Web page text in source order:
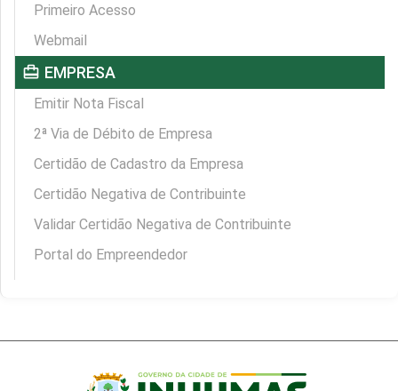
Primeiro Acesso
Webmail
card_travel EMPRESA
Emitir Nota Fiscal
2ª Via de Débito de Empresa
Certidão de Cadastro da Empresa
Certidão Negativa de Contribuinte
Validar Certidão Negativa de Contribuinte
Portal do Empreendedor